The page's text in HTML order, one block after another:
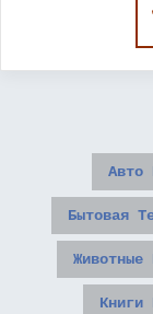
Авто
Бытовая
Животные
Книги